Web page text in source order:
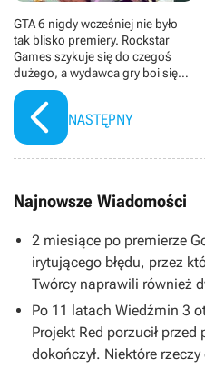
GTA 6 nigdy wcześniej nie było
tak blisko premiery. Rockstar
Games szykuje się do czegoś
dużego, a wydawca gry boi się
miliard razy bardziej niż zwykle
NASTĘPNY
Najnowsze Wiadomości
2 miesiące po premierze
irytującego błędu, przez
Twórcy naprawili również
Po 11 latach Wiedźmin 3
Projekt Red porzucił
dokończył. Niektóre